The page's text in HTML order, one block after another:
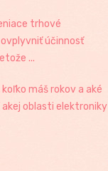
trhové
účinnosť
...
koľko máš rokov a aké
oblasti elektroniky